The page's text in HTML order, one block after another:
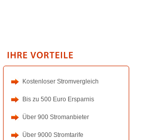
Kostenloser Stromvergleich
Bis zu 500 Euro Ersparnis
Über 900 Stromanbieter
Über 9000 Stromtarife